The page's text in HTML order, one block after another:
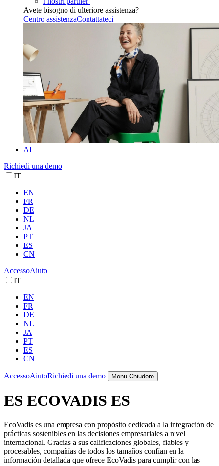
Avete bisogno di ulteriore assistenza?
Centro assistenzaContattateci
AI
Richiedi una demo
IT
EN
FR
DE
NL
JA
PT
ES
CN
AccessoAiuto
IT
EN
FR
DE
NL
JA
PT
ES
CN
AccessoAiutoRichiedi una demo Menu Chiudere
ES ECOVADIS ES
EcoVadis es una empresa con propósito dedicada a la integración de
prácticas sostenibles en las decisiones empresariales a nivel
internacional. Gracias a sus calificaciones globales, fiables y
procesables, compañías de todos los tamaños confían en la
información detallada que ofrece EcoVadis para cumplir con las